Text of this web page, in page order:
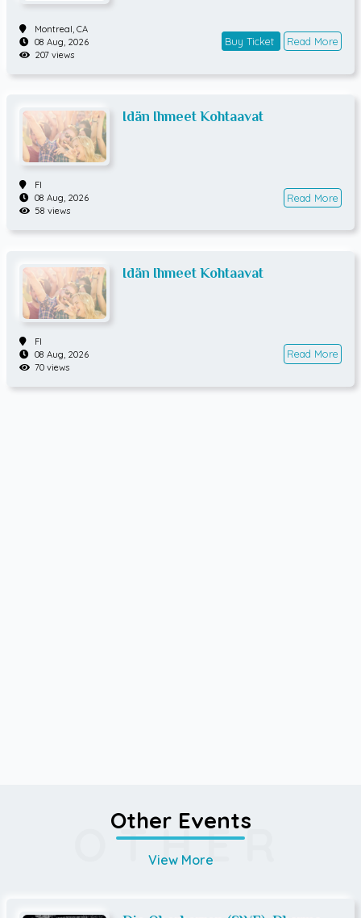
Montreal, CA
08 Aug, 2026
207 views
Buy Ticket Read More
Idän Ihmeet Kohtaavat
FI
08 Aug, 2026
58 views
Read More
Idän Ihmeet Kohtaavat
FI
08 Aug, 2026
70 views
Read More
OTHER
Other Events
View More